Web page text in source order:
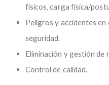
físicos, carga física/
Peligros y accidentes
seguridad.
Eliminación y gestión de
Control de calidad.